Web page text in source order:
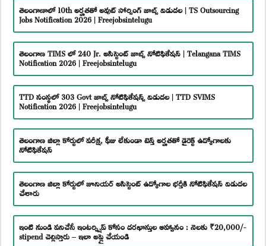
తెలంగాణాలో 10th అర్హతతో అవుట్ సోర్సింగ్ జాబ్స్ విడుదల | TS Outsourcing
Jobs Notification 2026 | Freejobsintelugu
తెలంగాణ TIMS లో 240 Jr. అసిస్టెంట్ జాబ్స్ నోటిఫికేషన్ | Telangana TIMS
Notification 2026 | Freejobsintelugu
TTD సంస్థలో 303 Govt జాబ్స్ నోటిఫికేషన్స్ విడుదల | TTD SVIMS
Notification 2026 | Freejobsintelugu
తెలంగాణ జిల్లా కోర్టులో పరీక్ష, ఫీజు లేకుండా టెన్త్ అర్హతతో డైరెక్ట్ ఉద్యోగాలకు
నోటిఫికేషన్
తెలంగాణ జిల్లా కోర్టులో జూనియర్ అసిస్టెంట్ ఉద్యోగాల భర్తీకి నోటిఫికేషన్ విడుదల
చేశారు
ఇంటి నుండి పనిచేసే ఇంటర్న్షిప్ కోసం దరఖాస్తుల ఆహ్వానం : నెలకు ₹20,000/-
stipend చెల్లిస్తారు – ఇలా అప్లై చేయండి